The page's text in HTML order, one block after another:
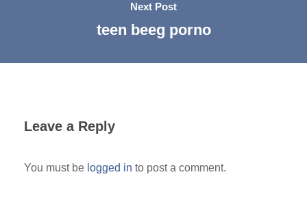
Next Post
teen beeg porno
Leave a Reply
You must be logged in to post a comment.